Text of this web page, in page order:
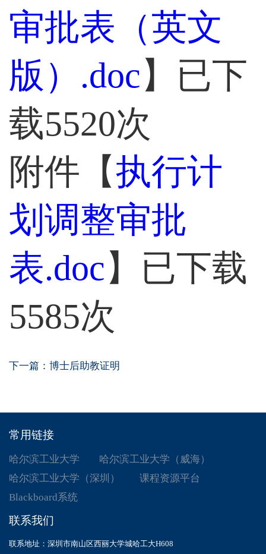
审批表（英文
版）.doc】已下
载5520次
附件【执行计
划调整审批
表.doc】已下载
5585次
下一篇： 博士后助教证明
常用链接
哈尔滨工业大学
哈尔滨工业大学（威海）
哈尔滨工业大学（深圳）
课程资源平台
Blackboard系统
联系我们
联系地址：深圳市南山区西丽大学城哈工大H608